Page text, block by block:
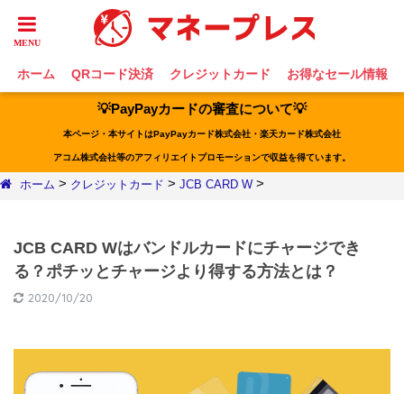
ホーム QRコード決済 クレジットカード お得なセール情報
💡PayPayカードの審査について💡
本ページ・本サイトはPayPayカード株式会社・楽天カード株式会社
アコム株式会社等のアフィリエイトプロモーションで収益を得ています。
ホーム > クレジットカード > JCB CARD W >
JCB CARD Wはバンドルカードにチャージでき
る？ポチッとチャージより得する方法とは？
2020/10/20